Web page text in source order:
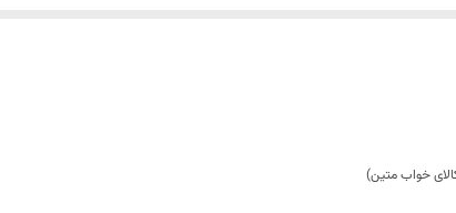
شود
بلامانع می باشد فقط به صورت جدا گانه شسته
خواب متین)